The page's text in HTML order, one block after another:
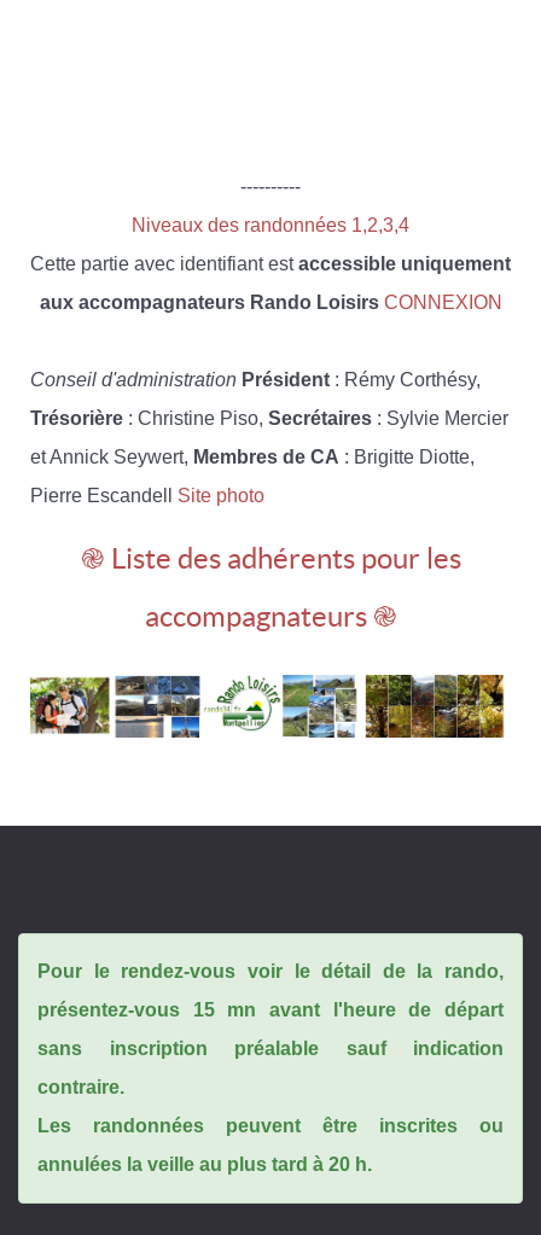
----------
Niveaux des randonnées 1,2,3,4
Cette partie avec identifiant estaccessible uniquement
aux accompagnateurs Rando Loisirs CONNEXION
Conseil d'administration Président : Rémy Corthésy,
Trésorière : Christine Piso, Secrétaires : Sylvie Mercier
et Annick Seywert, Membres de CA : Brigitte Diotte,
Pierre Escandell Site photo
֎ Liste des adhérents pour les
accompagnateurs ֎
Pour le rendez-vous voir le détail de la rando,
présentez-vous 15 mn avant l'heure de départ
sans inscription préalable sauf indication
contraire.
Les randonnées peuvent être inscrites ou
annulées la veille au plus tard à 20 h.